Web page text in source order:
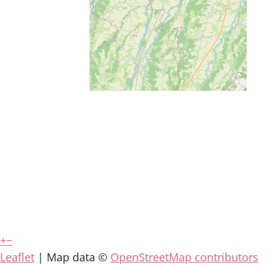
+−
Leaflet | Map data © OpenStreetMap contributors